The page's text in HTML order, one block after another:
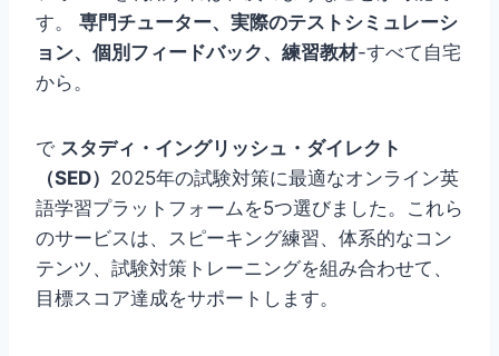
す。 専門チューター、実際のテストシミュレーシ
ョン、個別フィードバック、練習教材-すべて自宅
から。
で スタディ・イングリッシュ・ダイレクト
（SED） 2025年の試験対策に最適なオンライン英
語学習プラットフォームを5つ選びました。これら
のサービスは、スピーキング練習、体系的なコン
テンツ、試験対策トレーニングを組み合わせて、
目標スコア達成をサポートします。